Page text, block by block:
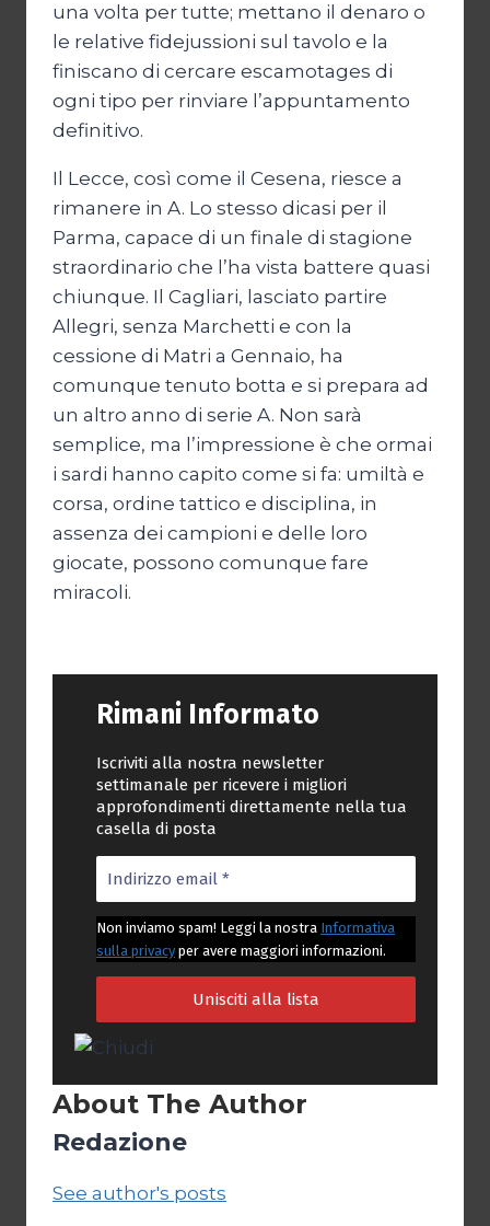
una volta per tutte; mettano il denaro o
le relative fidejussioni sul tavolo e la
finiscano di cercare escamotages di
ogni tipo per rinviare l’appuntamento
definitivo.
Il Lecce, così come il Cesena, riesce a
rimanere in A. Lo stesso dicasi per il
Parma, capace di un finale di stagione
straordinario che l’ha vista battere quasi
chiunque. Il Cagliari, lasciato partire
Allegri, senza Marchetti e con la
cessione di Matri a Gennaio, ha
comunque tenuto botta e si prepara ad
un altro anno di serie A. Non sarà
semplice, ma l’impressione è che ormai
i sardi hanno capito come si fa: umiltà e
corsa, ordine tattico e disciplina, in
assenza dei campioni e delle loro
giocate, possono comunque fare
miracoli.
Rimani Informato
Iscriviti alla nostra newsletter
settimanale per ricevere i migliori
approfondimenti direttamente nella tua
casella di posta
Non inviamo spam! Leggi la nostra Informativa
sulla privacy per avere maggiori informazioni.
About The Author
Redazione
See author's posts